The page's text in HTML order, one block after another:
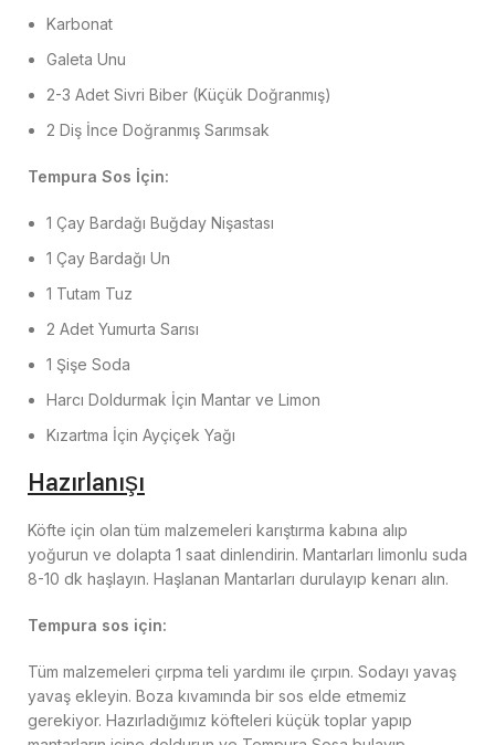
Karbonat
Galeta Unu
2-3 Adet Sivri Biber (Küçük Doğranmış)
2 Diş İnce Doğranmış Sarımsak
Tempura Sos İçin:
1 Çay Bardağı Buğday Nişastası
1 Çay Bardağı Un
1 Tutam Tuz
2 Adet Yumurta Sarısı
1 Şişe Soda
Harcı Doldurmak İçin Mantar ve Limon
Kızartma İçin Ayçiçek Yağı
Hazırlanışı
Köfte için olan tüm malzemeleri karıştırma kabına alıp
yoğurun ve dolapta 1 saat dinlendirin. Mantarları limonlu suda
8-10 dk haşlayın. Haşlanan Mantarları durulayıp kenarı alın.
Tempura sos için:
Tüm malzemeleri çırpma teli yardımı ile çırpın. Sodayı yavaş
yavaş ekleyin. Boza kıvamında bir sos elde etmemiz
gerekiyor. Hazırladığımız köfteleri küçük toplar yapıp